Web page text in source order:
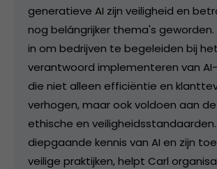
generatieve AI zijn veiligheid en
nog belángrijker thema's geworden.
in om bedrijven te begeleiden bij het
verantwoord implementeren van
die niet alleen efficiëntie en
verhogen, maar ook voldoen aan
ethische en
diepgaande kennis van AI en zijn
veilige praktijken, helpt Carl